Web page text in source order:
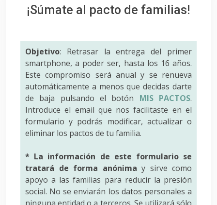
¡Súmate al pacto de familias!
Objetivo: Retrasar la entrega del primer
smartphone, a poder ser, hasta los 16 años.
Este compromiso será anual y se renueva
automáticamente a menos que decidas darte
de baja pulsando el botón MIS PACTOS.
Introduce el email que nos facilitaste en el
formulario y podrás modificar, actualizar o
eliminar los pactos de tu familia.
* La información de este formulario se
tratará de forma anónima y sirve como
apoyo a las familias para reducir la presión
social. No se enviarán los datos personales a